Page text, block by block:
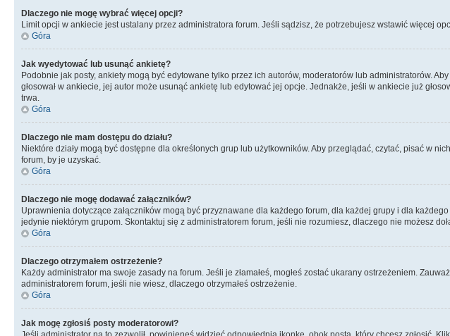
Dlaczego nie mogę wybrać więcej opcji?
Limit opcji w ankiecie jest ustalany przez administratora forum. Jeśli sądzisz, że potrzebujesz wstawić więcej
Góra
Jak wyedytować lub usunąć ankietę?
Podobnie jak posty, ankiety mogą być edytowane tylko przez ich autorów, moderatorów lub administratorów.
głosował w ankiecie, jej autor może usunąć ankietę lub edytować jej opcje. Jednakże, jeśli w ankiecie już
trwa.
Góra
Dlaczego nie mam dostępu do działu?
Niektóre działy mogą być dostępne dla określonych grup lub użytkowników. Aby przeglądać, czytać, pisać w
forum, by je uzyskać.
Góra
Dlaczego nie mogę dodawać załączników?
Uprawnienia dotyczące załączników mogą być przyznawane dla każdego forum, dla każdej grupy i dla
jedynie niektórym grupom. Skontaktuj się z administratorem forum, jeśli nie rozumiesz, dlaczego nie możesz
Góra
Dlaczego otrzymałem ostrzeżenie?
Każdy administrator ma swoje zasady na forum. Jeśli je złamałeś, mogłeś zostać ukarany ostrzeżeniem.
administratorem forum, jeśli nie wiesz, dlaczego otrzymałeś ostrzeżenie.
Góra
Jak mogę zgłosiś posty moderatorowi?